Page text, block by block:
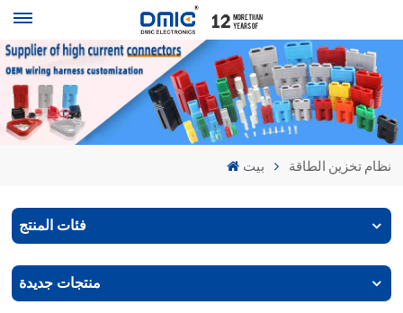
بيت نظام تخزين الطاقة
فئات المنتج
منتجات جديدة